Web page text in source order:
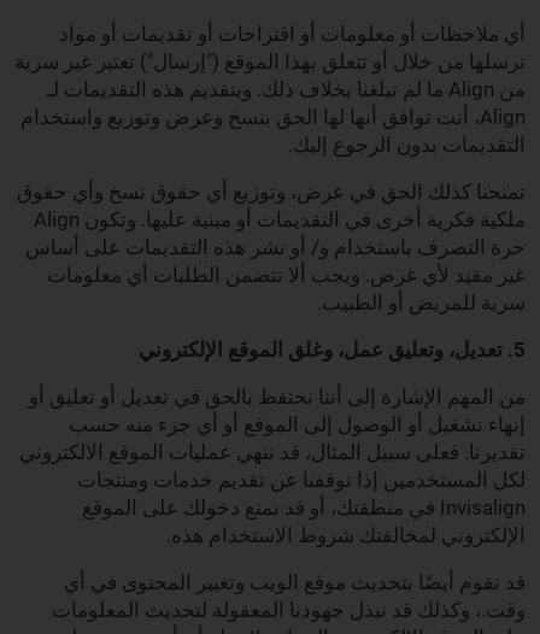
أي ملاحظات أو معلومات أو اقتراحات أو تقديمات أو مواد
ترسلها من خلال أو تتعلق بهذا الموقع ("إرسال") تعتبر غير سرية
من Align ما لم تبلغنا بخلاف ذلك. وبتقديم هذه التقديمات لـ
Align، أنت توافق أنها لها الحق بنسخ وعرض وتوزيع واستخدام
التقديمات بدون الرجوع إليك.
تمنحنا كذلك الحق في عرض، وتوزيع أي حقوق نسخ وأي حقوق
ملكية فكرية أخرى في التقديمات أو مبنية عليها. وتكون Align
حرة التصرف باستخدام و/ أو نشر هذه التقديمات على أساس
غير مقيد لأي غرض. ويجب ألا تتضمن الطلبات أي معلومات
سرية للمريض أو الطبيب.
5. تعديل، وتعليق عمل، وغلق الموقع الإلكتروني
من المهم الإشارة إلى أننا نحتفظ بالحق في تعديل أو تعليق أو
إنهاء تشغيل أو الوصول إلى الموقع أو أي جزء منه حسب
تقديرنا. فعلى سبيل المثال، قد ننهي عمليات الموقع الالكتروني
لكل المستخدمين إذا توقفنا عن تقديم خدمات ومنتجات
Invisalign في منطقتك، أو قد نمنع دخولك على الموقع
الإلكتروني لمخالفتك شروط الاستخدام هذه.
قد نقوم أيضًا بتحديث موقع الويب وتغيير المحتوى في أي
وقت.، وكذلك قد نبذل جهودنا المعقولة لتحديث المعلومات